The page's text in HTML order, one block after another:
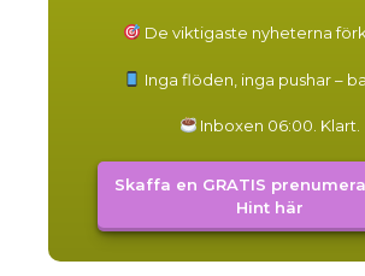
De viktigaste nyheterna
Inga flöden, inga pushar –
Inboxen 06:00. Klart.
Skaffa en GRATIS
Hint här